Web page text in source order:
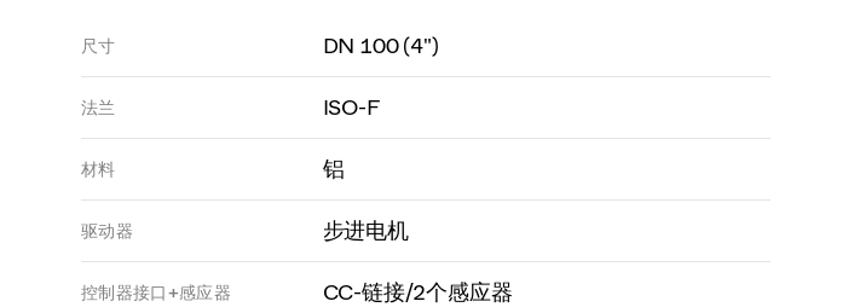
尺寸 DN 100 (4")
法兰 ISO-F
材料 铝
驱动器 步进电机
控制器接口+感应器 CC-链接/2个感应器